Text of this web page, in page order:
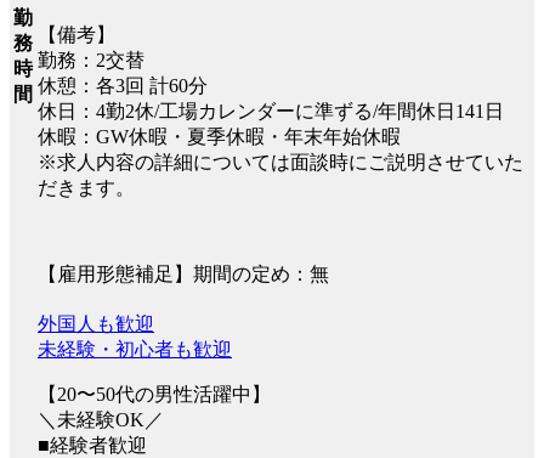
勤
務
時
間
【備考】
勤務：2交替
休憩：各3回 計60分
休日：4勤2休/工場カレンダーに準ずる/年間休日141日
休暇：GW休暇・夏季休暇・年末年始休暇
※求人内容の詳細については面談時にご説明させていた
だきます。
【雇用形態補足】期間の定め：無
外国人も歓迎
未経験・初心者も歓迎
【20〜50代の男性活躍中】
＼未経験OK／
■経験者歓迎